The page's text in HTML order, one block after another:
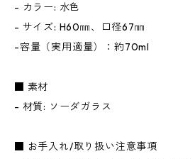
- カラー: 水色
- サイズ: H60㎜、口径67㎜
-容量（実用適量）：約70ml
■ 素材
- 材質: ソーダガラス
■ お手入れ/取り扱い注意事項